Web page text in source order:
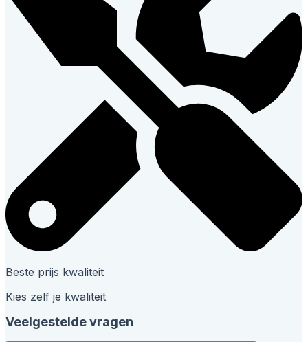
Beste prijs kwaliteit
Kies zelf je kwaliteit
Veelgestelde vragen